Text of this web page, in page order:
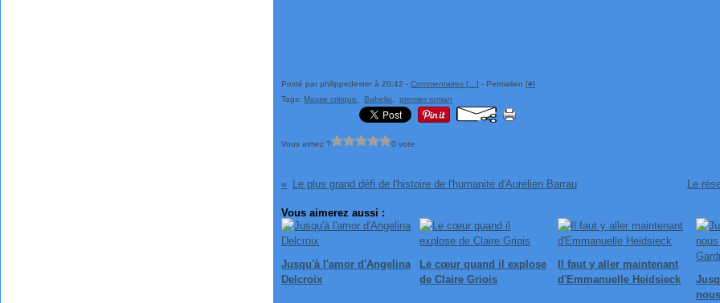
Posté par philippedester à 20:42 -Commentaires [ …] - Permalien [#]
Tags: Masse critique Babelio ,premier roman
Vous aimez ? 0 vote
Le plus grand défi de l'histoire de l'humanité d'Aurélien Barrau Le
Vous aimerez aussi :
Jusqu'à l'amor d'Angelina
Delcroix
Le cœur quand il explose
de Claire Griois
Il faut y aller maintenant
d'Emmanuelle Heidsieck